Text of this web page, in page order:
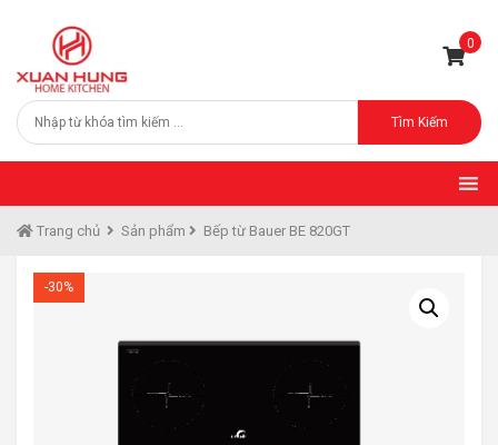
0
Tìm Kiếm
Trang chủ Sản phẩm Bếp từ Bauer BE 820GT
-30%